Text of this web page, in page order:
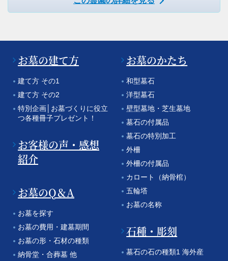
お墓の建て方
建て方 その1
建て方 その2
特別企画│お墓づくりに役立
つ各種冊子プレゼント！
お客様の声・感想
紹介
お墓のQ＆A
お墓を探す
お墓の費用・建墓期間
お墓の形・石材の種類
納骨堂・合葬墓 他
お墓のかたち
和型墓石
洋型墓石
壁型墓地・芝生墓地
墓石の付属品
墓石の特別加工
外柵
外柵の付属品
カロート（納骨棺）
五輪塔
お墓の名称
石種・彫刻
墓石の石の種類1 海外産